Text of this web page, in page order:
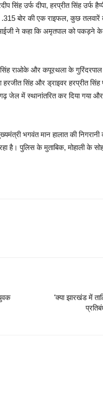
सिंह उर्फ दीपा, हरप्रीत सिंह
बोर की एक राइफल, कुछ
ने कहा कि अमृतपाल को पकड़ने के
राओके और कपूरथला के गुरिंदरपाल
हरजीत सिंह और ड्राइवर हरप्रीत
जेल में स्थानांतरित कर दिया गया
भगवंत मान हालात की
है। पुलिस के मुताबिक, मोहाली के
‘क्या झारखंड में